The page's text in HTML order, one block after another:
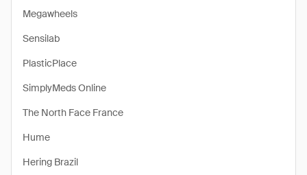
Megawheels
Sensilab
PlasticPlace
SimplyMeds Online
The North Face France
Hume
Hering Brazil